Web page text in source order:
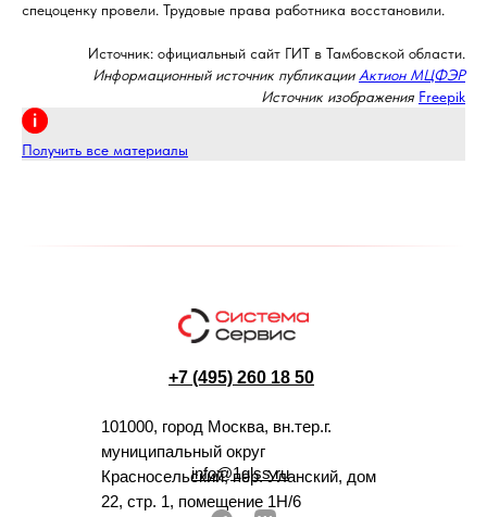
спецоценку провели. Трудовые права работника восстановили.
Источник: официальный сайт ГИТ в Тамбовской области.
Информационный источник публикации Актион МЦФЭР
Источник изображения Freepik
Получить все материалы
+7 (495) 260 18 50
101000, город Москва, вн.тер.г.
муниципальный округ
Красносельский, пер. Уланский, дом
22, стр. 1, помещение 1Н/6
info@1glss.ru